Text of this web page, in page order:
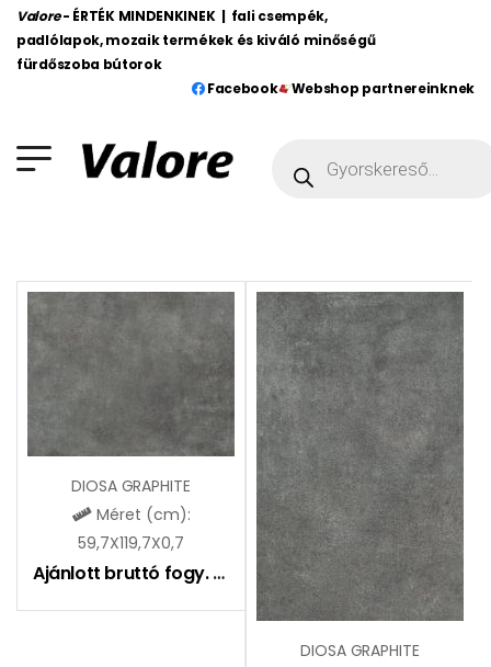
Valore - ÉRTÉK MINDENKINEK | fali csempék,
padlólapok, mozaik termékek és kiváló minőségű
fürdőszoba bútorok
Facebook
Webshop partnereinknek
DIOSA GRAPHITE
Méret (cm):
59,7X119,7X0,7
Ajánlott bruttó fogy. ár: Ft
DIOSA GRAPHITE